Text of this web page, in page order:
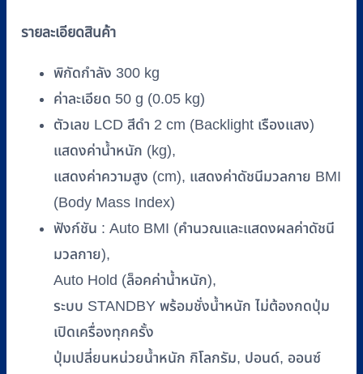
ZEPPER
UM-
ระบบ
Ultra-
Sonic
แสดง
ส่วน
สูง
และ
อัตโนมัติ
รายละเอียดสินค้า
พิกัดกำลัง 300 kg
ค่าละเอียด 50 g (0.05 kg)
ตัวเลข LCD สีดำ 2 cm (Backlight เรืองแสง)
แสดงค่าน้ำหนัก (kg),
แสดงค่าความสูง (cm), แสดงค่าดัชนีมวลกาย BMI
(Body Mass Index)
ฟังก์ชัน : Auto BMI (คำนวณและแสดงผลค่าดัชนี
มวลกาย),
Auto Hold (ล็อคค่าน้ำหนัก),
ระบบ STANDBY พร้อมชั่งน้ำหนัก ไม่ต้องกดปุ่ม
เปิดเครื่องทุกครั้ง
ปุ่มเปลี่ยนหน่วยน้ำหนัก กิโลกรัม, ปอนด์, ออนซ์